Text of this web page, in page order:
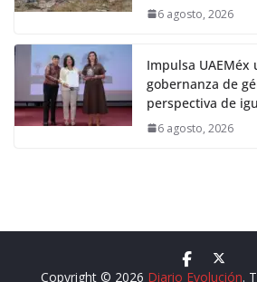
6 agosto, 2026
Impulsa UAEMéx
gobernanza de
perspectiva de
6 agosto, 2026
Copyright © 2026 Diario Evolución.